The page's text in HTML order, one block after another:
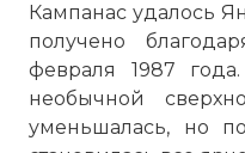
Кампанас удалось
получено
февраля 1987
необычной
уменьшалась, но